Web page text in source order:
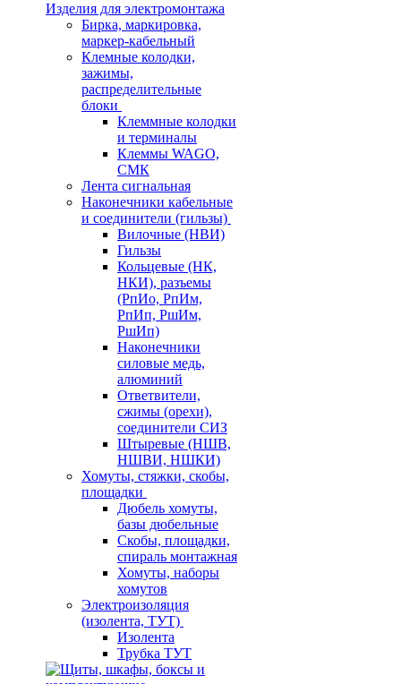
Изделия для электромонтажа
Бирка, маркировка,
маркер-кабельный
Клемные колодки,
зажимы,
распределительные
блоки
Клеммные колодки
и терминалы
Клеммы WAGO,
СМК
Лента сигнальная
Наконечники кабельные
и соединители (гильзы)
Вилочные (НВИ)
Гильзы
Кольцевые (НК,
НКИ), разъемы
(РпИо, РпИм,
РпИп, РшИм,
РшИп)
Наконечники
силовые медь,
алюминий
Ответвители,
сжимы (орехи),
соединители СИЗ
Штыревые (НШВ,
НШВИ, НШКИ)
Хомуты, стяжки, скобы,
площадки
Дюбель хомуты,
базы дюбельные
Скобы, площадки,
спираль монтажная
Хомуты, наборы
хомутов
Электроизоляция
(изолента, ТУТ)
Изолента
Трубка ТУТ